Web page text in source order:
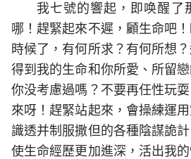
我七號的響起，即唤醒了
哪！趕緊起來不遲，顧生命吧
時候了，有何所求？有何所想
得到我的生命和你所愛、所留
你没考慮過嗎？不要再任性玩
來呀！趕緊站起來，會操練運
識透并制服撒但的各種陰謀詭
使生命經歷更加進深，活出我